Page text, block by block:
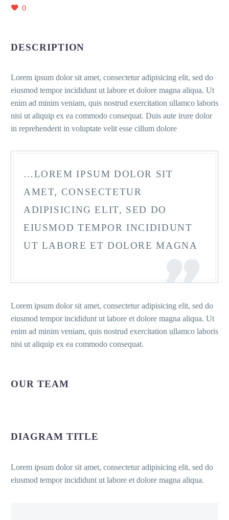
0
DESCRIPTION
Lorem ipsum dolor sit amet, consectetur adipisicing elit, sed do
eiusmod tempor incididunt ut labore et dolore magna aliqua. Ut
enim ad minim veniam, quis nostrud exercitation ullamco laboris
nisi ut aliquip ex ea commodo consequat. Duis aute irure dolor
in reprehenderit in voluptate velit esse cillum dolore
…LOREM IPSUM DOLOR SIT
AMET, CONSECTETUR
ADIPISICING ELIT, SED DO
EIUSMOD TEMPOR INCIDIDUNT
UT LABORE ET DOLORE MAGNA
Lorem ipsum dolor sit amet, consectetur adipisicing elit, sed do
eiusmod tempor incididunt ut labore et dolore magna aliqua. Ut
enim ad minim veniam, quis nostrud exercitation ullamco laboris
nisi ut aliquip ex ea commodo consequat.
OUR TEAM
DIAGRAM TITLE
Lorem ipsum dolor sit amet, consectetur adipisicing elit, sed do
eiusmod tempor incididunt ut labore et dolore magna aliqua.